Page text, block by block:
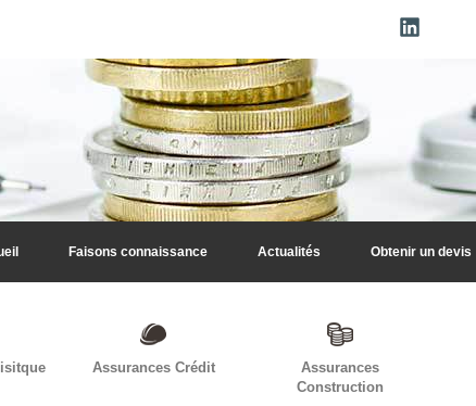
Faisons connaissance Actualités Obtenir un devis
Assurances Crédit
Assurances
Construction